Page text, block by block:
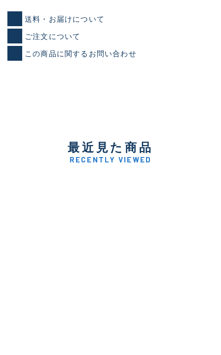
送料・お届けについて
ご注文について
この商品に関するお問い合わせ
最近見た商品
RECENTLY VIEWED